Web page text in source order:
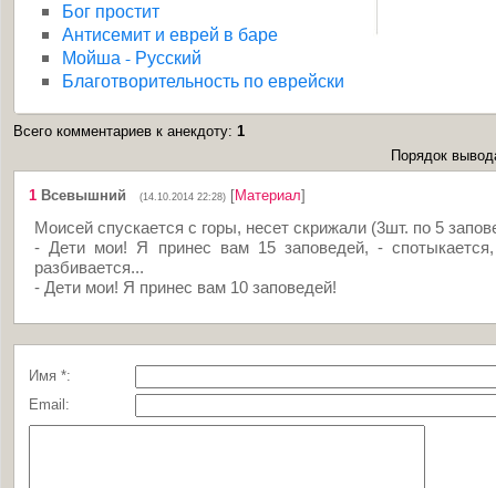
Бог простит
Антисемит и еврей в баре
Мойша - Русский
Благотворительность по еврейски
Всего комментариев к анекдоту: 1
Порядок
1 Всевышний (14.10.2014 22:28) [Материал]
Моисей спускается с горы, несет скрижали (3шт. по 5
- Дети мои! Я принес вам 15 заповедей, -
разбивается...
- Дети мои! Я принес вам 10 заповедей!
Имя *:
Email: